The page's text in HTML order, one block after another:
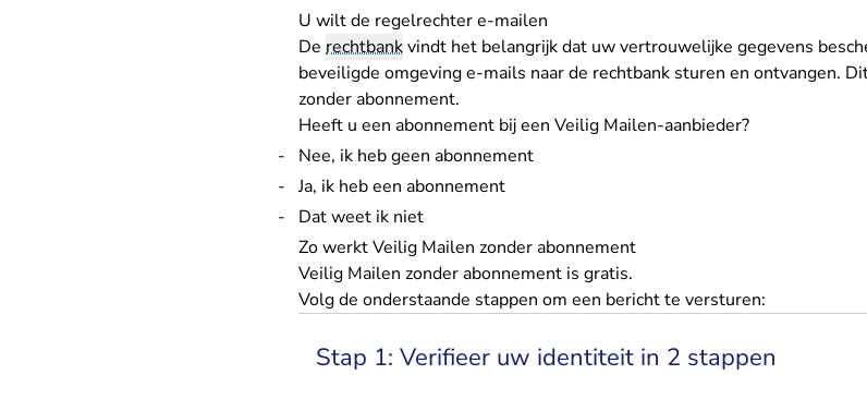
U wilt de regelrechter e-mailen
De rechtbankvindt het belangrijk dat uw vertrouwelijke gegevens
beveiligde omgeving e-mails naar de rechtbank sturen en ontvangen.
zonder abonnement.
Heeft u een abonnement bij een Veilig Mailen-aanbieder?
Nee, ik heb geen abonnement
Ja, ik heb een abonnement
Dat weet ik niet
Zo werkt Veilig Mailen zonder abonnement
Veilig Mailen zonder abonnement is gratis.
Volg de onderstaande stappen om een bericht te versturen:
Stap 1: Verifieer uw identiteit in 2 stappen